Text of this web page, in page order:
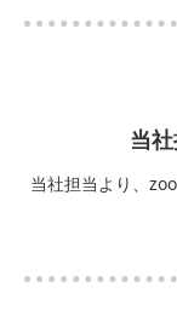
当
当社担当より、